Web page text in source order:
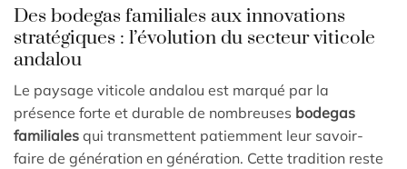
Des bodegas familiales aux innovations
stratégiques : l’évolution du secteur viticole
andalou
Le paysage viticole andalou est marqué par la
présence forte et durable de nombreuses bodegas
familiales qui transmettent patiemment leur savoir-
faire de génération en génération. Cette tradition reste